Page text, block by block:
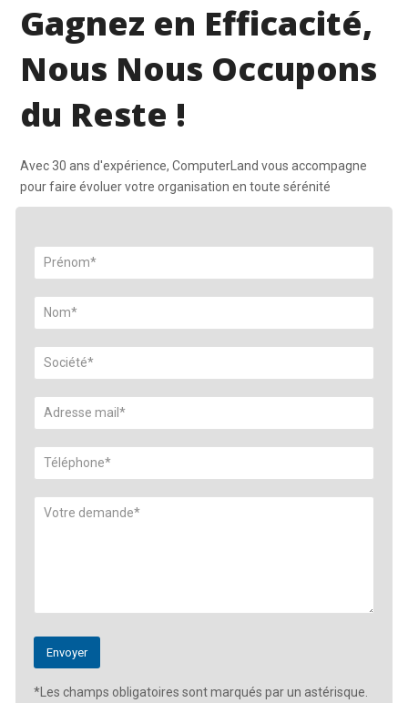
Gagnez en Efficacité,
Nous Nous Occupons
du Reste !
Avec 30 ans d'expérience, ComputerLand vous accompagne
pour faire évoluer votre organisation en toute sérénité
*Les champs obligatoires sont marqués par un astérisque.